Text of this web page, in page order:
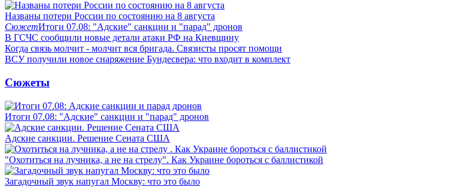
Названы потери России по состоянию на 8 августа
СюжетИтоги 07.08: "Адские" санкции и "парад" дронов
В ГСЧС сообщили новые детали атаки РФ на Киевщину
Когда связь молчит - молчит вся бригада. Связисты просят помощи
ВСУ получили новое снаряжение Бундесвера: что входит в комплект
Сюжеты
Итоги 07.08: "Адские" санкции и "парад" дронов
Адские санкции. Решение Сената США
"Охотиться на лучника, а не на стрелу". Как Украине бороться с баллистикой
Загадочный звук напугал Москву: что это было